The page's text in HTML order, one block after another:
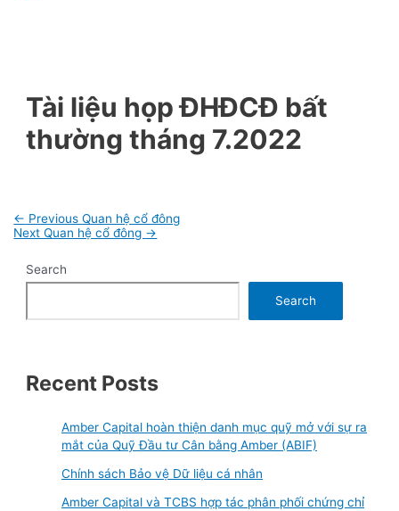
Tài liệu họp ĐHĐCĐ bất
thường tháng 7.2022
Post
navigation
← Previous Quan hệ cổ đông
Next Quan hệ cổ đông →
Search
Search
Recent Posts
Amber Capital hoàn thiện danh mục quỹ mở với sự ra
mắt của Quỹ Đầu tư Cân bằng Amber (ABIF)
Chính sách Bảo vệ Dữ liệu cá nhân
Amber Capital và TCBS hợp tác phân phối chứng chỉ